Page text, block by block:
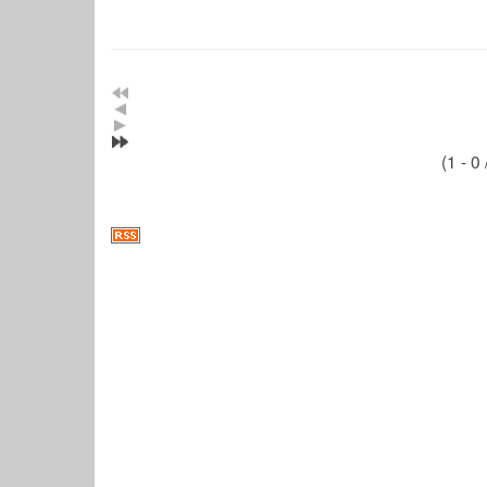
(1 - 0